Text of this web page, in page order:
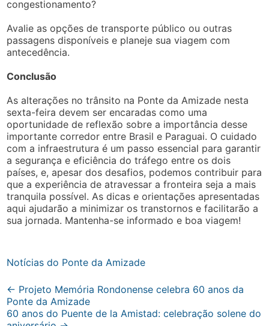
congestionamento?
Avalie as opções de transporte público ou outras
passagens disponíveis e planeje sua viagem com
antecedência.
Conclusão
As alterações no trânsito na Ponte da Amizade nesta
sexta-feira devem ser encaradas como uma
oportunidade de reflexão sobre a importância desse
importante corredor entre Brasil e Paraguai. O cuidado
com a infraestrutura é um passo essencial para garantir
a segurança e eficiência do tráfego entre os dois
países, e, apesar dos desafios, podemos contribuir para
que a experiência de atravessar a fronteira seja a mais
tranquila possível. As dicas e orientações apresentadas
aqui ajudarão a minimizar os transtornos e facilitarão a
sua jornada. Mantenha-se informado e boa viagem!
Notícias do Ponte da Amizade
Post
navigation
← Projeto Memória Rondonense celebra 60 anos da
Ponte da Amizade
60 anos do Puente de la Amistad: celebração solene do